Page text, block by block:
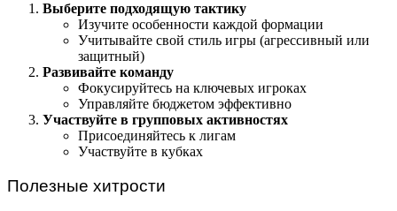
Выберите подходящую тактику
Изучите особенности каждой формации
Учитывайте свой стиль игры (агрессивный или
защитный)
Развивайте команду
Фокусируйтесь на ключевых игроках
Управляйте бюджетом эффективно
Участвуйте в групповых активностях
Присоединяйтесь к лигам
Участвуйте в кубках
Полезные хитрости